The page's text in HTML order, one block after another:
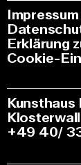
Impressum
Erklärung
Cookie-
Kunsthaus
+49 40/